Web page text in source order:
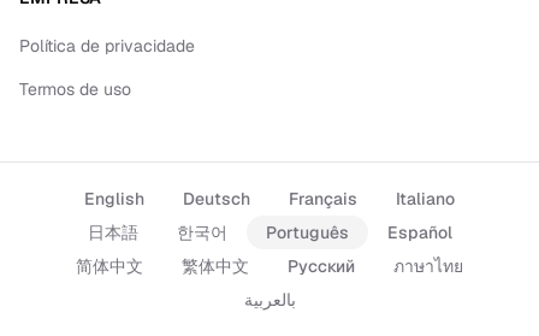
Política de privacidade
Termos de uso
English Deutsch Français
Italiano
日本語
한국어 Português
Español
简体中文
繁体中文 Русский
ภาษาไทย
بالعربية